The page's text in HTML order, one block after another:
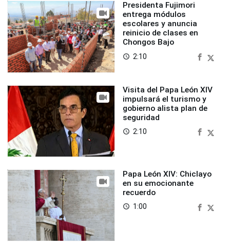
Presidenta Fujimori
entrega módulos
escolares y anuncia
reinicio de clases en
Chongos Bajo
access_time 2:10
Visita del Papa León XIV
impulsará el turismo y
gobierno alista plan de
seguridad
access_time 2:10
Papa León XIV: Chiclayo
en su emocionante
recuerdo
access_time 1:00